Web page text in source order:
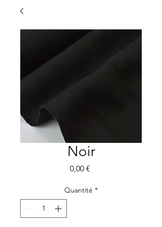
Noir
0,00 €Prix
Quantité *